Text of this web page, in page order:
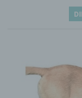
dass sie
Name und
der